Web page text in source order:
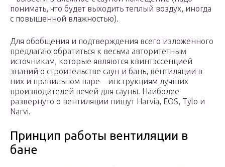
понимать, что будет выходить теплый воздух, иногда
с повышенной влажностью).
Для обобщения и подтверждения всего изложенного
предлагаю обратиться к весьма авторитетным
источникам, которые являются квинтэссенцией
знаний о строительстве саун и бань, вентиляции в
них и правильном паре – инструкциям лучших
производителей печей для сауны. Наиболее
развернуто о вентиляции пишут Harvia, EOS, Tylo и
Narvi.
Принцип работы вентиляции в
бане